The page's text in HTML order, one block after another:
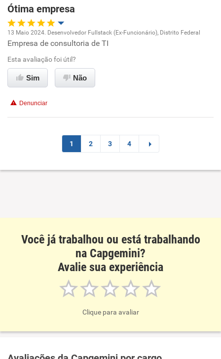
Recomenda esta empresa
Recomenda a diretoria
Ótima empresa
Oportunidade de promoção
Ambiente de trabalho
Benefícios
Recomenda esta empresa
13 Maio 2024. Desenvolvedor Fullstack (Ex-Funcionário), Distrito Federal
Empresa de consultoria de TI
Esta avaliação foi útil?
Sim Não
Denunciar
1 2 3 4
Você já trabalhou ou está trabalhando
na Capgemini?
Avalie sua experiência
Clique para avaliar